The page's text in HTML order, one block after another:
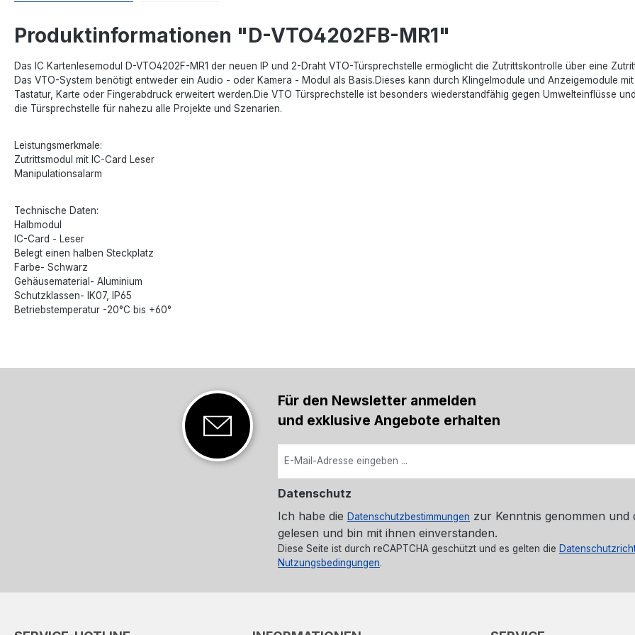
Produktinformationen "D-VTO4202FB-MR1"
Das IC Kartenlesemodul D-VTO4202F-MR1 der neuen IP und 2-Draht VTO-Türsprechstelle ermöglicht die Zutrittskontrolle über eine
Das VTO-System benötigt entweder ein Audio - oder Kamera - Modul als Basis.Dieses kann durch Klingelmodule und Anzeigemodule
Tastatur, Karte oder Fingerabdruck erweitert werden.Die VTO Türsprechstelle ist besonders wiederstandfähig gegen Umwelteinflüsse
die Türsprechstelle für nahezu alle Projekte und Szenarien.
Leistungsmerkmale:
Zutrittsmodul mit IC-Card Leser
Manipulationsalarm
Technische Daten:
Halbmodul
IC-Card - Leser
Belegt einen halben Steckplatz
Farbe- Schwarz
Gehäusematerial- Aluminium
Schutzklassen- IK07, IP65
Betriebstemperatur -20°C bis +60°
Für den Newsletter anmelden
und exklusive Angebote erhalten
Datenschutz
Ich habe die Datenschutzbestimmungen zur Kenntnis genommen und
gelesen und bin mit ihnen einverstanden.
Diese Seite ist durch reCAPTCHA geschützt und es gelten die
Nutzungsbedingungen.